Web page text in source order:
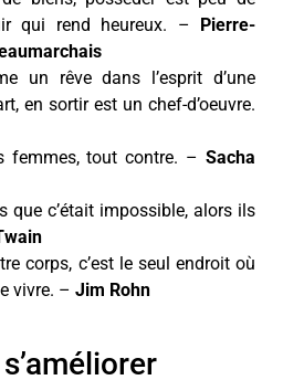
qui rend heureux. – Pierre-
un rêve dans l’esprit d’une
en sortir est un chef-d’oeuvre.
femmes, tout contre. – Sacha
que c’était impossible, alors ils
corps, c’est le seul endroit où
vivre. – Jim Rohn